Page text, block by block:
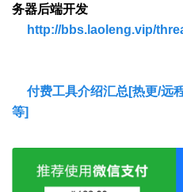
务器后端开发
http://bbs.laoleng.vip/
付费工具介绍汇总[热更/远
等]